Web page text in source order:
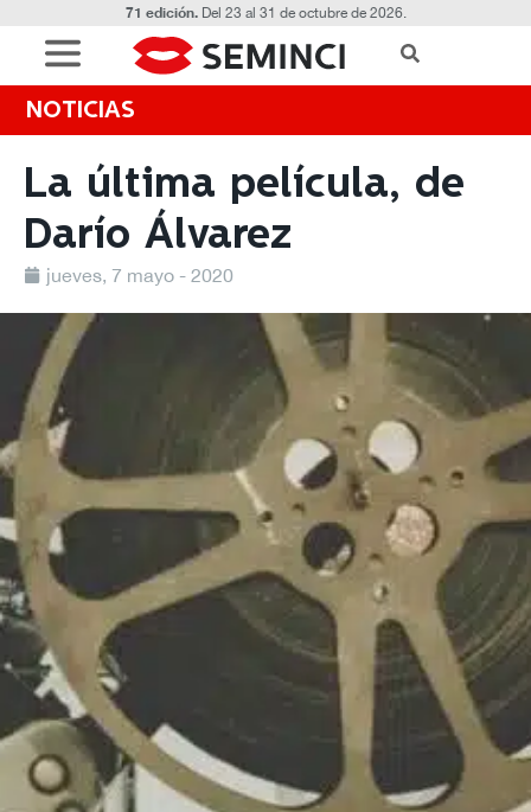
71 edición.Del 23 al 31 de octubre de 2026.
NOTICIAS
La última película, de
Darío Álvarez
jueves, 7 mayo - 2020